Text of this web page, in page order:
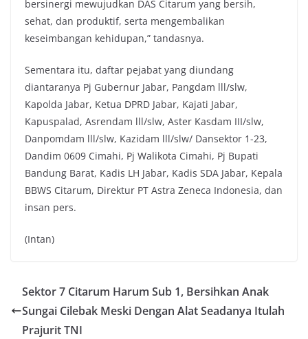
bersinergi mewujudkan DAS Citarum yang bersih,
sehat, dan produktif, serta mengembalikan
keseimbangan kehidupan,” tandasnya.
Sementara itu, daftar pejabat yang diundang
diantaranya Pj Gubernur Jabar, Pangdam lll/slw,
Kapolda Jabar, Ketua DPRD Jabar, Kajati Jabar,
Kapuspalad, Asrendam lll/slw, Aster Kasdam III/slw,
Danpomdam lll/slw, Kazidam lll/slw/ Dansektor 1-23,
Dandim 0609 Cimahi, Pj Walikota Cimahi, Pj Bupati
Bandung Barat, Kadis LH Jabar, Kadis SDA Jabar, Kepala
BBWS Citarum, Direktur PT Astra Zeneca Indonesia, dan
insan pers.
(Intan)
Sektor 7 Citarum Harum Sub 1, Bersihkan Anak
Sungai Cilebak Meski Dengan Alat Seadanya Itulah
Prajurit TNI